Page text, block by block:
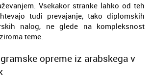
Vsekakor stranke lahko od teh
tudi prevajanje, tako diplomskih
nalog, ne glede na kompleksnost
teme.
opreme iz arabskega v